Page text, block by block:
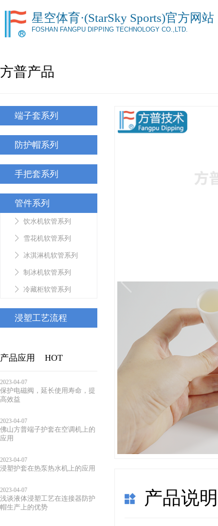
星空体育·(StarSky Sports)官方网站
FOSHAN FANGPU DIPPING TECHNOLOGY CO.,LTD.
方普产品
端子套系列
防护帽系列
手把套系列
管件系列
饮水机软管系列
雪花机软管系列
冰淇淋机软管系列
制冰机软管系列
冷藏柜软管系列
浸塑工艺流程
产品应用 HOT
2023-04-07
保护电磁阀，延长使用寿命，提
高效益
2023-04-07
佛山方普端子护套在空调机上的
应用
2023-04-07
浸塑护套在热泵热水机上的应用
2023-04-07
浅谈液体浸塑工艺在连接器防护
帽生产上的优势
产品说